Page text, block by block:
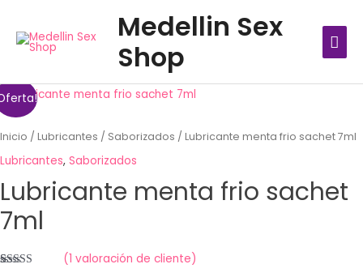
contenido
Medellin Sex
Shop
Inicio / Lubricantes / Saborizados / Lubricante menta frio sachet 7ml
Lubricantes, Saborizados
Lubricante menta frio sachet
7ml
(1 valoración de cliente)